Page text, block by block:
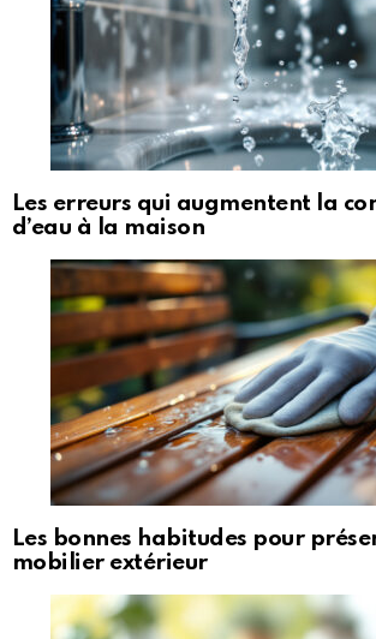
Les erreurs qui augmentent la
d’eau à la maison
Les bonnes habitudes pour
mobilier extérieur